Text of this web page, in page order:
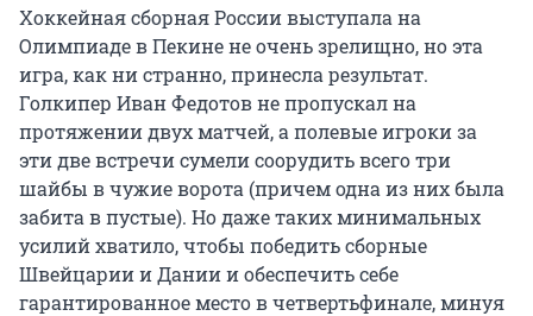
Хоккейная сборная России выступала на
Олимпиаде в Пекине не очень зрелищно, но эта
игра, как ни странно, принесла результат.
Голкипер Иван Федотов не пропускал на
протяжении двух матчей, а полевые игроки за
эти две встречи сумели соорудить всего три
шайбы в чужие ворота (причем одна из них была
забита в пустые). Но даже таких минимальных
усилий хватило, чтобы победить сборные
Швейцарии и Дании и обеспечить себе
гарантированное место в четвертьфинале, минуя